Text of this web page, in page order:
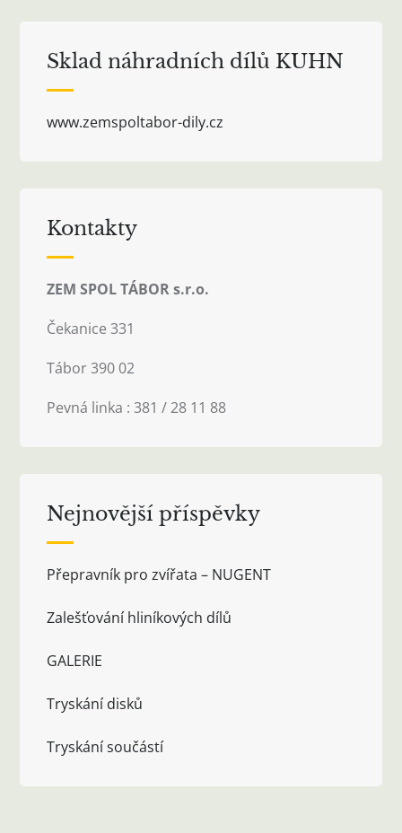
Sklad náhradních dílů KUHN
www.zemspoltabor-dily.cz
Kontakty
ZEM SPOL TÁBOR s.r.o.
Čekanice 331
Tábor 390 02
Pevná linka : 381 / 28 11 88
Nejnovější příspěvky
Přepravník pro zvířata – NUGENT
Zalešťování hliníkových dílů
GALERIE
Tryskání disků
Tryskání součástí